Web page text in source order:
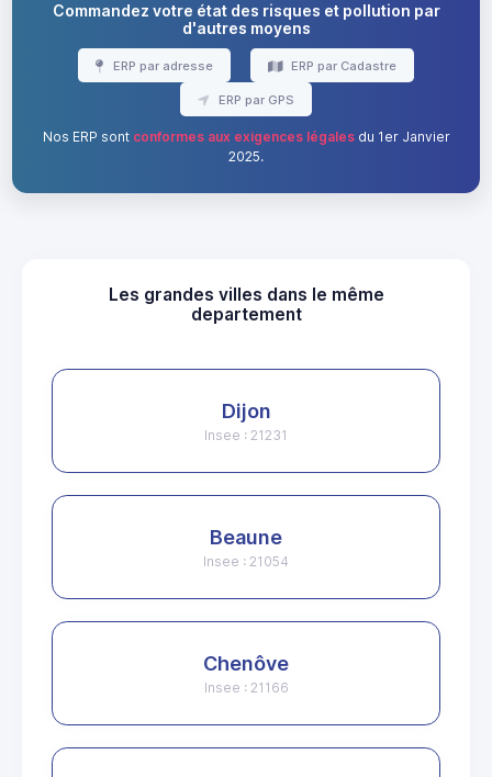
Commandez votre état des risques et pollution par
d'autres moyens
ERP par adresse ERP par Cadastre
ERP par GPS
Nos ERP sont conformes aux exigences légalesdu 1er Janvier
2025.
Les grandes villes dans le même
departement
Dijon
Insee : 21231
Beaune
Insee : 21054
Chenôve
Insee : 21166